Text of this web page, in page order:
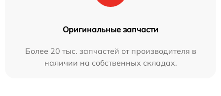
Оригинальные запчасти
Более 20 тыс. запчастей от производителя в
наличии на собственных складах.